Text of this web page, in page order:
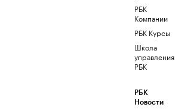
РБК
Компании
РБК Курсы
Школа
управления
РБК
РБК
Новости